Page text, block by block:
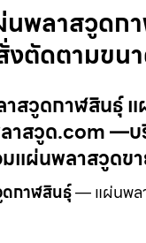
นพลาสวูด
งตัดตามข
สวูดกาฬสินธุ์
าสวูด.com —
แผ่นพลาสวูดข
ดกาฬสินธุ์— แผ่นพล